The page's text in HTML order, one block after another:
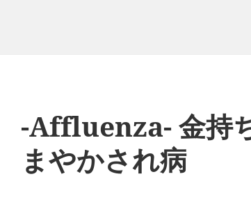
-Affluenza- 金持
まやかされ病